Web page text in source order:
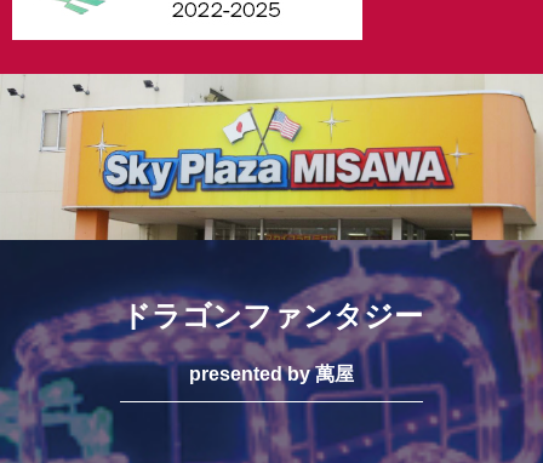
ドラゴンファンタジー
presented by 萬屋